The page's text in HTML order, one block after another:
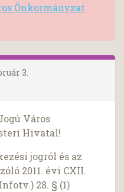
Önkormányzat
3.
Város
Hivatal!
jogról és az
2011. évi CXII.
28. § (1)